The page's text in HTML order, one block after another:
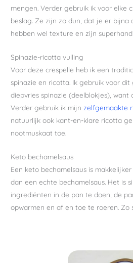
mengen. Verder gebruik ik voor elke
beslag. Ze zijn zo dun, dat je er bijna
hebben wel texture en zijn
Spinazie-ricotta vulling
Voor deze crespelle heb ik een
spinazie en ricotta. Ik gebruik voor
diepvries spinazie (deelblokjes), want
Verder gebruik ik mijn zelfgemaakte
natuurlijk ook kant-en-klare ricotta
nootmuskaat toe.
Keto bechamelsaus
Een keto bechamelsaus is
dan een echte bechamelsaus. Het is
ingrediënten in de pan te doen, de
opwarmen en af en toe te roeren. Zo